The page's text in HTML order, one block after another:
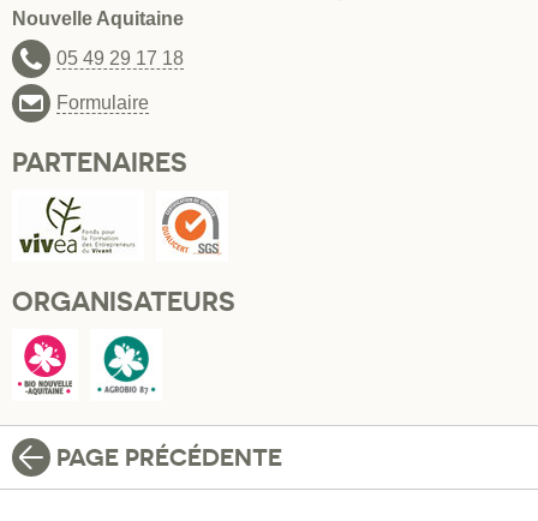
Nouvelle Aquitaine
05 49 29 17 18
Formulaire
PARTENAIRES
ORGANISATEURS
PAGE PRÉCÉDENTE